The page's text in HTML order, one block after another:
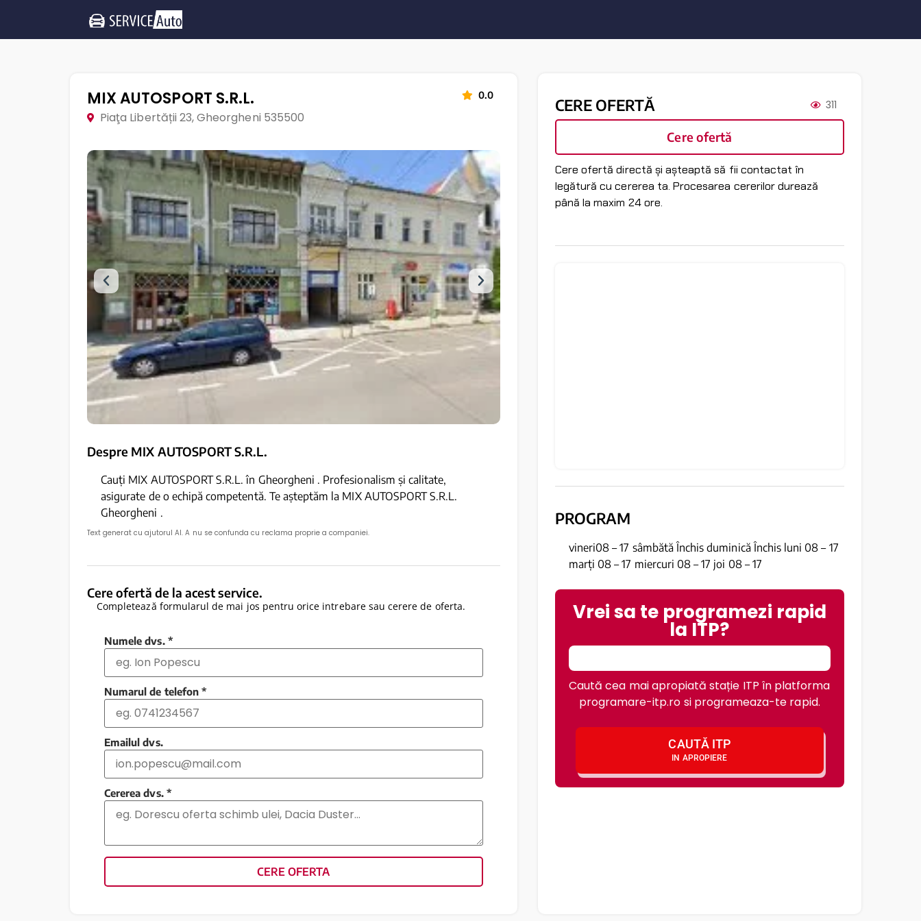
MIX AUTOSPORT S.R.L. 0.0
Piaţa Libertății 23, Gheorgheni 535500
Despre MIX AUTOSPORT S.R.L.
Cauți MIX AUTOSPORT S.R.L. în Gheorgheni . Profesionalism și calitate,
asigurate de o echipă competentă. Te așteptăm la MIX AUTOSPORT S.R.L.
Gheorgheni .
Text generat cu ajutorul AI. A nu se confunda cu reclama proprie a companiei.
Cere ofertă de la acest service.
Completează formularul de mai jos pentru orice intrebare sau cerere de oferta.
Numele dvs. *
Numarul de telefon *
Emailul dvs.
Cererea dvs. *
CERE OFERTA
CERE OFERTĂ 311
Cere ofertă
Cere ofertă directă și așteaptă să fii contactat în
legătură cu cererea ta. Procesarea cererilor durează
până la maxim 24 ore.
PROGRAM
vineri08 – 17 sâmbătă Închis duminică Închis luni 08 – 17
marți 08 – 17 miercuri 08 – 17 joi 08 – 17
Vrei sa te programezi rapid
la ITP?
Caută cea mai apropiată stație ITP în platforma
programare-itp.ro si programeaza-te rapid.
CAUTĂ ITP
IN APROPIERE